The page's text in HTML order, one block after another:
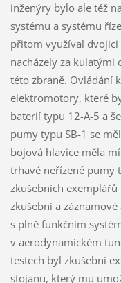
inženýry bylo ale též
systému a systému
přitom využíval
nacházely za kulatými
této zbraně. Ovládání
elektromotory, které
baterií typu 12-A-5 a
pumy typu SB-1 se
bojová hlavice měla
trhavé neřízené pumy
zkušebních exemplářů
zkušební a
s plně funkčním
v aerodynamickém
testech byl zkušební
stojanu, který mu